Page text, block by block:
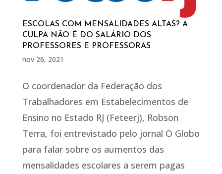
ESCOLAS COM MENSALIDADES ALTAS? A
CULPA NÃO É DO SALÁRIO DOS
PROFESSORES E PROFESSORAS
nov 26, 2021
O coordenador da Federação dos
Trabalhadores em Estabelecimentos de
Ensino no Estado RJ (Feteerj), Robson
Terra, foi entrevistado pelo jornal O Globo
para falar sobre os aumentos das
mensalidades escolares a serem pagas